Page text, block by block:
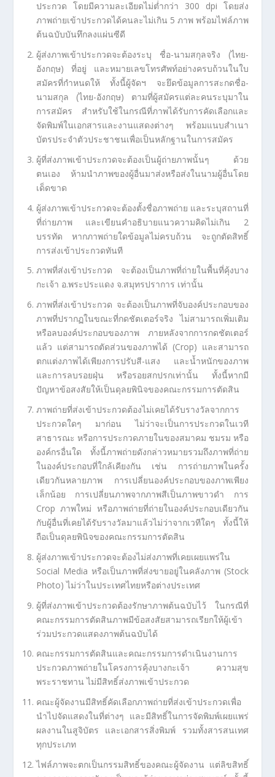
ประกวด โดยมีความละเอียดไม่ต่ำกว่า 300 dpi โดยส่ง
ภาพถ่ายเข้าประกวดได้คนละไม่เกิน 5 ภาพ พร้อมไฟล์ภาพ
ต้นฉบับบันทึกลงแผ่นซีดี
ผู้ส่งภาพเข้าประกวดจะต้องระบุ ชื่อ-นามสกุลจริง (ไทย-
อังกฤษ) ที่อยู่ และหมายเลขโทรศัพท์อย่างครบถ้วนในใบ
สมัครที่กำหนดให้ ทั้งนี้ผู้จัดฯ จะยึดข้อมูลการสะกดชื่อ-
นามสกุล (ไทย-อังกฤษ) ตามที่ผู้สมัครแต่ละคนระบุมาใน
การสมัคร สำหรับใช้ในกรณีที่ภาพได้รับการคัดเลือกและ
จัดพิมพ์ในเอกสารและงานแสดงต่างๆ พร้อมแนบสำเนา
บัตรประจำตัวประชาชนเพื่อเป็นหลักฐานในการสมัคร
ผู้ที่ส่งภาพเข้าประกวดจะต้องเป็นผู้ถ่ายภาพนั้นๆ ด้วย
ตนเอง ห้ามนำภาพของผู้อื่นมาส่งหรือส่งในนามผู้อื่นโดย
เด็ดขาด
ผู้ส่งภาพเข้าประกวดจะต้องตั้งชื่อภาพถ่าย และระบุสถานที่
ที่ถ่ายภาพ และเขียนคำอธิบายแนวความคิดไม่เกิน 2
บรรทัด หากภาพถ่ายใดข้อมูลไม่ครบถ้วน จะถูกตัดสิทธิ์
การส่งเข้าประกวดทันที
ภาพที่ส่งเข้าประกวด จะต้องเป็นภาพที่ถ่ายในพื้นที่คุ้งบาง
กะเจ้า อ.พระประแดง จ.สมุทรปราการ เท่านั้น
ภาพที่ส่งเข้าประกวด จะต้องเป็นภาพที่จับองค์ประกอบของ
ภาพที่ปรากฏในขณะที่กดชัตเตอร์จริง ไม่สามารถเพิ่มเติม
หรือลบองค์ประกอบของภาพ ภายหลังจากการกดชัตเตอร์
แล้ว แต่สามารถตัดส่วนของภาพได้ (Crop) และสามารถ
ตกแต่งภาพได้เพียงการปรับสี-แสง และน้ำหนักของภาพ
และการลบรอยฝุ่น หรือรอยสกปรกเท่านั้น ทั้งนี้หากมี
ปัญหาข้อสงสัยให้เป็นดุลยพินิจของคณะกรรมการตัดสิน
ภาพถ่ายที่ส่งเข้าประกวดต้องไม่เคยได้รับรางวัลจากการ
ประกวดใดๆ มาก่อน ไม่ว่าจะเป็นการประกวดในเวที
สาธารณะ หรือการประกวดภายในของสมาคม ชมรม หรือ
องค์กรอื่นใด ทั้งนี้ภาพถ่ายดังกล่าวหมายรวมถึงภาพที่ถ่าย
ในองค์ประกอบที่ใกล้เคียงกัน เช่น การถ่ายภาพในครั้ง
เดียวกันหลายภาพ การเปลี่ยนองค์ประกอบของภาพเพียง
เล็กน้อย การเปลี่ยนภาพจากภาพสีเป็นภาพขาวดำ การ
Crop ภาพใหม่ หรือภาพถ่ายที่ถ่ายในองค์ประกอบเดียวกัน
กับผู้อื่นที่เคยได้รับรางวัลมาแล้วไม่ว่าจากเวทีใดๆ ทั้งนี้ให้
ถือเป็นดุลยพินิจของคณะกรรมการตัดสิน
ผู้ส่งภาพเข้าประกวดจะต้องไม่ส่งภาพที่เคยเผยแพร่ใน
Social Media หรือเป็นภาพที่ส่งขายอยู่ในคลังภาพ (Stock
Photo) ไม่ว่าในประเทศไทยหรือต่างประเทศ
ผู้ที่ส่งภาพเข้าประกวดต้องรักษาภาพต้นฉบับไว้ ในกรณีที่
คณะกรรมการตัดสินภาพมีข้อสงสัยสามารถเรียกให้ผู้เข้า
ร่วมประกวดแสดงภาพต้นฉบับได้
คณะกรรมการตัดสินและคณะกรรมการดำเนินงานการ
ประกวดภาพถ่ายในโครงการคุ้งบางกะเจ้า ความสุข
พระราชทาน ไม่มีสิทธิ์ส่งภาพเข้าประกวด
คณะผู้จัดงานมีสิทธิ์คัดเลือกภาพถ่ายที่ส่งเข้าประกวดเพื่อ
นำไปจัดแสดงในที่ต่างๆ และมีสิทธิ์ในการจัดพิมพ์เผยแพร่
ผลงานในสูจิบัตร และเอกสารสิ่งพิมพ์ รวมทั้งสารสนเทศ
ทุกประเภท
ไฟล์ภาพจะตกเป็นกรรมสิทธิ์ของคณะผู้จัดงาน แต่ลิขสิทธิ์